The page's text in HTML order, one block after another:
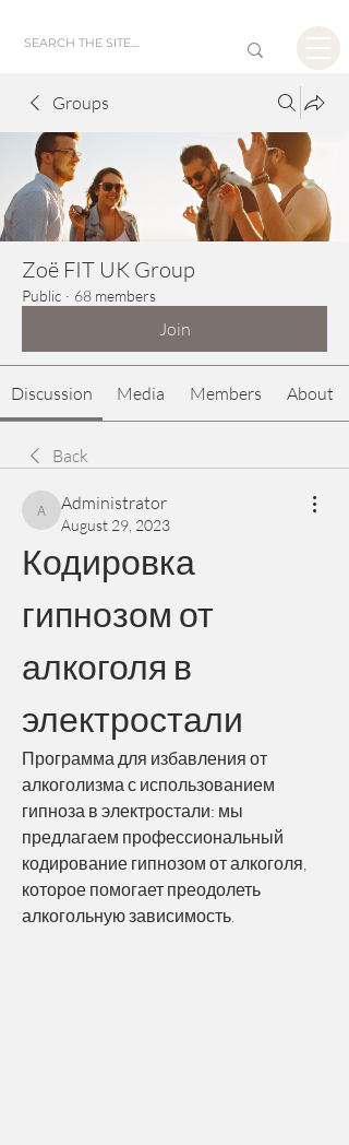
Groups
Zoë FIT UK Group
Public · 68 members
Join
Discussion Media Members About
Back
Administrator
Administrator
August 29, 2023
Кодировка
гипнозом от
алкоголя в
электростали
Программа для избавления от
алкоголизма с использованием
гипноза в электростали: мы
предлагаем профессиональный
кодирование гипнозом от алкоголя,
которое помогает преодолеть
алкогольную зависимость.